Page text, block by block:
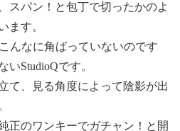
スパン！と包丁で切ったかのよ
ます。
んなに角ばっていないのです
StudioQです。
て、見る角度によって陰影が出
正のワンキーでガチャン！と開